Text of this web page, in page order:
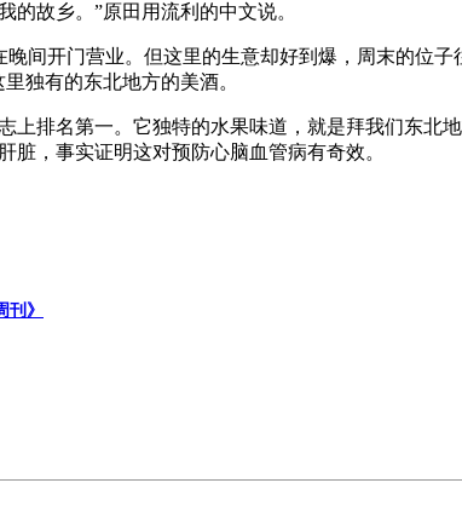
故乡。”原田用流利的中文说。
间开门营业。但这里的生意却好到爆，周末的位子
独有的东北地方的美酒。
排名第一。它独特的水果味道，就是拜我们东北
，事实证明这对预防心脑血管病有奇效。
》